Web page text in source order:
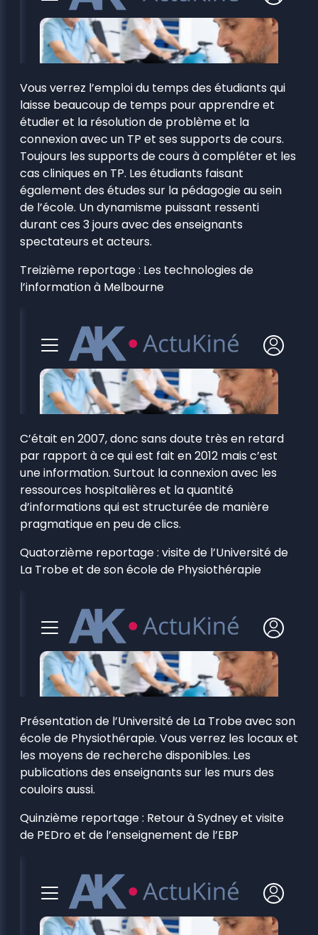
Vous verrez l’emploi du temps des étudiants qui
laisse beaucoup de temps pour apprendre et
étudier et la résolution de problème et la
connexion avec un TP et ses supports de cours.
Toujours les supports de cours à compléter et les
cas cliniques en TP. Les étudiants faisant
également des études sur la pédagogie au sein
de l’école. Un dynamisme puissant ressenti
durant ces 3 jours avec des enseignants
spectateurs et acteurs.
Treizième reportage : Les technologies de
l’information à Melbourne
C’était en 2007, donc sans doute très en retard
par rapport à ce qui est fait en 2012 mais c’est
une information. Surtout la connexion avec les
ressources hospitalières et la quantité
d’informations qui est structurée de manière
pragmatique en peu de clics.
Quatorzième reportage : visite de l’Université de
La Trobe et de son école de Physiothérapie
Présentation de l’Université de La Trobe avec son
école de Physiothérapie. Vous verrez les locaux et
les moyens de recherche disponibles. Les
publications des enseignants sur les murs des
couloirs aussi.
Quinzième reportage : Retour à Sydney et visite
de PEDro et de l’enseignement de l’EBP